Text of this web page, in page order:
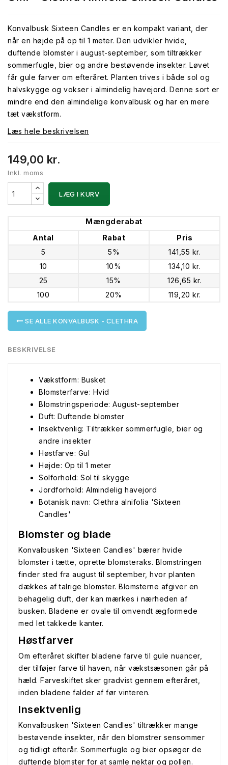
Konvalbusk Sixteen Candles er en kompakt variant, der
når en højde på op til 1 meter. Den udvikler hvide,
duftende blomster i august-september, som tiltrækker
sommerfugle, bier og andre bestøvende insekter. Løvet
får gule farver om efteråret. Planten trives i både sol og
halvskygge og vokser i almindelig havejord. Denne sort er
mindre end den almindelige konvalbusk og har en mere
tæt vækstform.
Læs hele beskrivelsen
149,00 kr.
Inkl. moms
LÆG I KURV
Mængderabat
Antal Rabat
Pris
5
5%
141,55 kr.
10
10%
134,10 kr.
25
15%
126,65 kr.
100
20% 119,20 kr.
SE ALLE KONVALBUSK - CLETHRA
BESKRIVELSE
Vækstform: Busket
Blomsterfarve: Hvid
Blomstringsperiode: August-september
Duft: Duftende blomster
Insektvenlig: Tiltrækker sommerfugle, bier og
andre insekter
Høstfarve: Gul
Højde: Op til 1 meter
Solforhold: Sol til skygge
Jordforhold: Almindelig havejord
Botanisk navn: Clethra alnifolia 'Sixteen
Candles'
Blomster og blade
Konvalbusken 'Sixteen Candles' bærer hvide
blomster i tætte, oprette blomsteraks. Blomstringen
finder sted fra august til september, hvor planten
dækkes af talrige blomster. Blomsterne afgiver en
behagelig duft, der kan mærkes i nærheden af
busken. Bladene er ovale til omvendt ægformede
med let takkede kanter.
Høstfarver
Om efteråret skifter bladene farve til gule nuancer,
der tilføjer farve til haven, når vækstsæsonen går på
hæld. Farveskiftet sker gradvist gennem efteråret,
inden bladene falder af før vinteren.
Insektvenlig
Konvalbusken 'Sixteen Candles' tiltrækker mange
bestøvende insekter, når den blomstrer sensommer
og tidligt efterår. Sommerfugle og bier opsøger de
duftende blomster for at samle nektar og pollen.